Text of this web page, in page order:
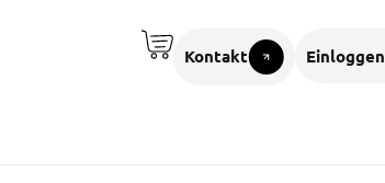
Kontakt Einloggen